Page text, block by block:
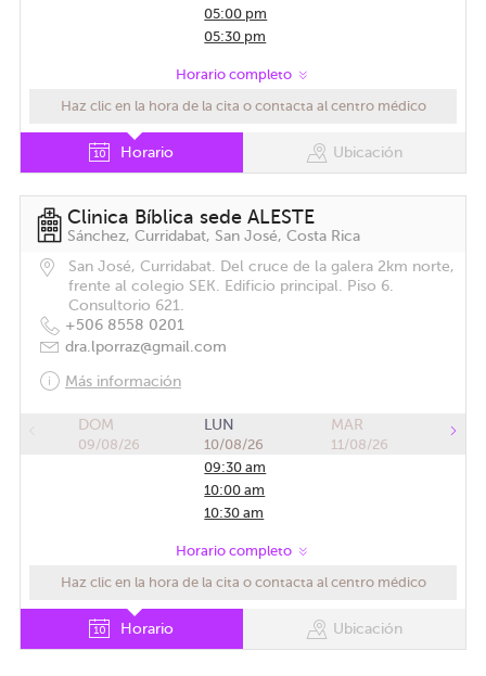
05:00 pm
05:30 pm
Horario completo
Haz clic en la hora de la cita o contacta al centro médico
Horario Ubicación
Clinica Bíblica sede ALESTE
Sánchez, Curridabat, San José, Costa Rica
San José, Curridabat. Del cruce de la galera 2km norte,
frente al colegio SEK. Edificio principal. Piso 6.
Consultorio 621.
+506 8558 0201
dra.lporraz@gmail.com
Más información
DOM
09/08/26
LUN
10/08/26
09:30 am
10:00 am
10:30 am
MAR
11/08/26
Horario completo
Haz clic en la hora de la cita o contacta al centro médico
Horario Ubicación